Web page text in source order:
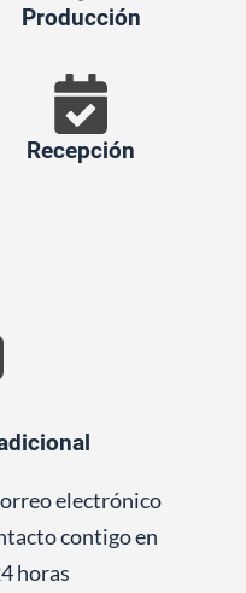
Producción
Recepción
electrónico
contigo en
horas